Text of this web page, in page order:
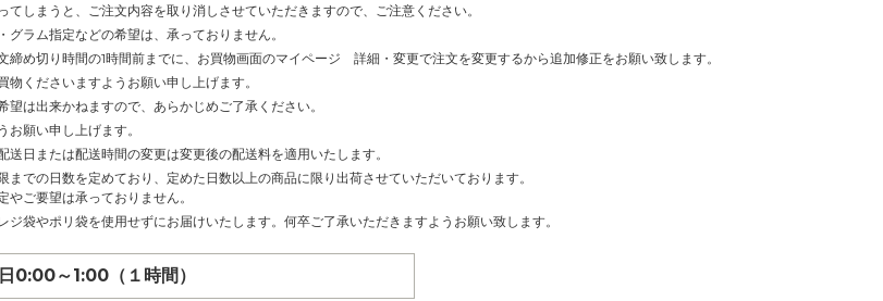
てしまうと、ご注文内容を取り消しさせていただきますので、ご注意ください。
ラム指定などの希望は、承っておりません。
締め切り時間の1時間前までに、お買物画面のマイページ 詳細・変更で注文を変更するから追加修正をお願い致します。
くださいますようお願い申し上げます。
は出来かねますので、あらかじめご了承ください。
願い申し上げます。
日または配送時間の変更は変更後の配送料を適用いたします。
での日数を定めており、定めた日数以上の商品に限り出荷させていただいております。
ご要望は承っておりません。
袋やポリ袋を使用せずにお届けいたします。何卒ご了承いただきますようお願い致します。
0:00～1:00（１時間）